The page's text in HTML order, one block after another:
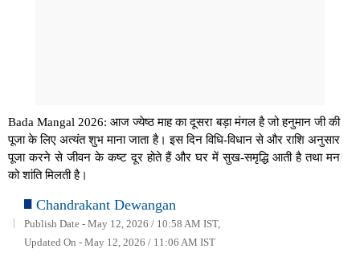
Bada Mangal 2026: आज ज्येष्ठ माह का दूसरा बड़ा मंगल है जो हनुमान जी की
पूजा के लिए अत्यंत शुभ माना जाता है। इस दिन विधि-विधान से और राशि अनुसार
पूजा करने से जीवन के कष्ट दूर होते हैं और घर में सुख-समृद्धि आती है तथा मन
को शांति मिलती है।
Chandrakant Dewangan
Publish Date - May 12, 2026 / 10:58 AM IST,
Updated On - May 12, 2026 / 11:06 AM IST